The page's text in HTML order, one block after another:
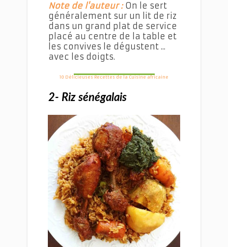
Note de l'auteur : On le sert
généralement sur un lit de riz
dans un grand plat de service
placé au centre de la table et
les convives le dégustent ...
avec les doigts.
10 Délicieuses Recettes de la Cuisine africaine
2- Riz sénégalais